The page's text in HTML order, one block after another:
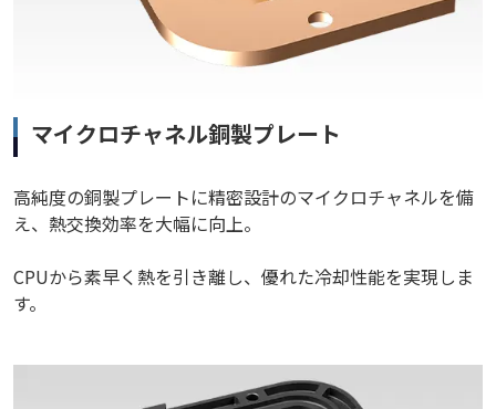
マイクロチャネル銅製プレート
高純度の銅製プレートに精密設計のマイクロチャネルを備
え、熱交換効率を大幅に向上。
CPUから素早く熱を引き離し、優れた冷却性能を実現しま
す。